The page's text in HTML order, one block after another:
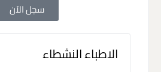
سجل الآن
الاطباء النشطاء